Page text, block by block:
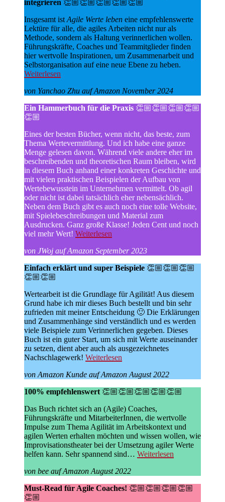
integrieren 👏🏼👏🏼👏🏼👏🏼👏🏼
Insgesamt ist Agile Werte leben eine empfehlenswerte
Lektüre für alle, die agiles Arbeiten nicht nur als
Methode, sondern als Haltung verinnerlichen wollen.
Führungskräfte, Coaches und Teammitglieder finden
hier wertvolle Inspirationen, um Zusammenarbeit und
Selbstorganisation auf eine neue Ebene zu heben.
Weiterlesen
von Yanchao Zhu auf Amazon November 2024
Ein Hammerbuch für die Praxis 👏🏼👏🏼👏🏼👏🏼
👏🏼
Eines der besten Bücher, wenn nicht, das beste, zum
Thema Wertevermittlung. Und ich habe eine ganze
Menge gelesen davon. Während viele andere eher im
beschreibenden und theoretischen Raum bleiben, wird
in diesem Buch anhand einer konkreten Geschichte und
mit vielen praktischen Beispielen der Aufbau von
Wertebewusstein im Unternehmen vermittelt. Ob agil
oder nicht ist dabei tatsächlich eher nebensächlich.
Neben dem Buch gibt es auch noch eine tolle Website,
mit Spielebeschreibungen und Material zum
Ausdrucken. Ganz große Klasse! Jeden Cent und noch
viel mehr Wert! Weiterlesen
von JWoj auf Amazon September 2023
Einfach erklärt und super Beispiele 👏🏼👏🏼👏🏼
👏🏼👏🏼
Wertearbeit ist die Grundlage für Agilität! Aus diesem
Grund habe ich mir dieses Buch bestellt und bin sehr
zufrieden mit meiner Entscheidung 🙂 Die Erklärungen
und Zusammenhänge sind verständlich und es werden
viele Beispiele zum Verinnerlichen gegeben. Dieses
Buch ist ein guter Start, um sich mit Werte auseinander
zu setzen, dient aber auch als ausgezeichnetes
Nachschlagewerk! Weiterlesen
von Amazon Kunde auf Amazon August 2022
100% empfehlenswert 👏🏼👏🏼👏🏼👏🏼👏🏼
Das Buch richtet sich an (Agile) Coaches,
Führungskräfte und MitarbeiterInnen, die wertvolle
Impulse zum Thema Agilität im Arbeitskontext und
agilen Werten erhalten möchten und wissen wollen, wie
Improvisationstheater bei der Umsetzung agiler Werte
helfen kann. Sehr spannend sind… Weiterlesen
von bee auf Amazon August 2022
Must-Read für Agile Coaches! 👏🏼👏🏼👏🏼👏🏼
👏🏼